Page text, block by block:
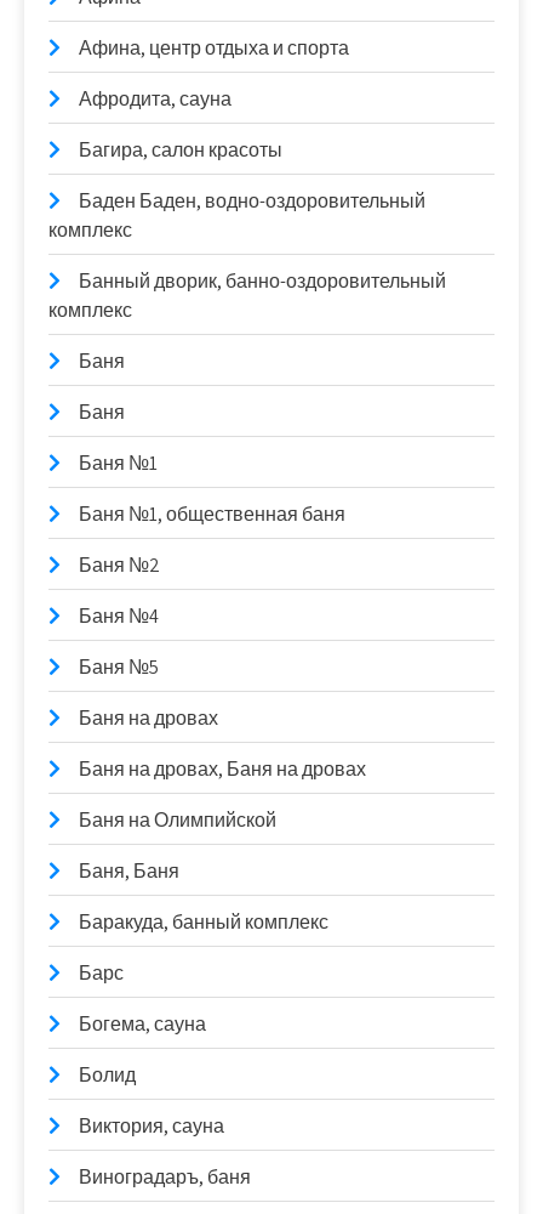
Афина, центр отдыха и спорта
Афродита, сауна
Багира, салон красоты
Баден Баден, водно-оздоровительный
комплекс
Банный дворик, банно-оздоровительный
комплекс
Баня
Баня
Баня №1
Баня №1, общественная баня
Баня №2
Баня №4
Баня №5
Баня на дровах
Баня на дровах, Баня на дровах
Баня на Олимпийской
Баня, Баня
Баракуда, банный комплекс
Барс
Богема, сауна
Болид
Виктория, сауна
Виноградаръ, баня